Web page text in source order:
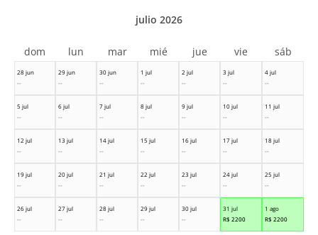
28 jun
--
29 jun
--
30 jun
--
1 jul
--
2 jul
--
3 jul
--
4 jul
--
5 jul
--
6 jul
--
7 jul
--
8 jul
--
9 jul
--
10 jul
--
11 jul
--
12 jul
--
13 jul
--
14 jul
--
15 jul
--
16 jul
--
17 jul
--
18 jul
--
19 jul
--
20 jul
--
21 jul
--
22 jul
--
23 jul
--
24 jul
--
25 jul
--
26 jul
--
27 jul
--
28 jul
--
29 jul
--
30 jul
--
31 jul
R$ 2200
1 ago
R$ 2200
julio 2026
dom lun mar mié jue vie sáb